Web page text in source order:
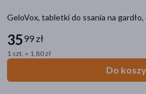
GeloVox, tabletki do ssania na gardło,
3599 zł
1 szt. = 1,80 zł
Do